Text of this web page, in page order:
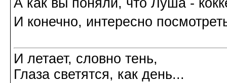
А как вы поняли, что Луша -
И конечно, интересно
И летает, словно тень,
Глаза светятся, как день...